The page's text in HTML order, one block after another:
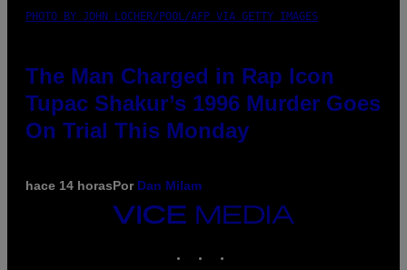
PHOTO BY JOHN LOCHER/POOL/AFP VIA GETTY IMAGES
The Man Charged in Rap Icon
Tupac Shakur’s 1996 Murder Goes
On Trial This Monday
hace 14 horasPor Dan Milam
VICE
MEDIA